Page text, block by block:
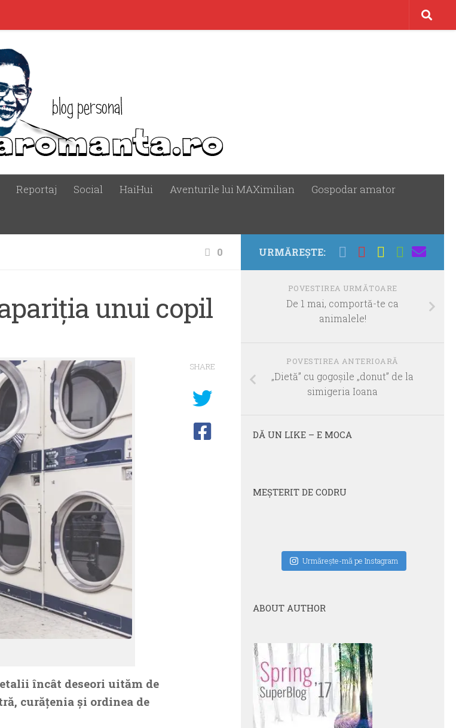
Reportaj Social HaiHui Aventurile lui MAXimilian Gospodar amator
0
unui copil
încât deseori uităm de
curăţenia şi ordinea de
SHARE
URMĂREȘTE:
POVESTIREA URMĂTOARE
De 1 mai, comportă-te ca
animalele!
POVESTIREA ANTERIOARĂ
„Dietă” cu gogoşile „donut” de la
simigeria Ioana
DĂ UN LIKE – E MOCA
MEŞTERIT DE CODRU
Urmăreşte-mă pe Instagram
ABOUT AUTHOR